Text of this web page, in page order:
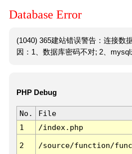
Database Error
(1040) 365建站错误警告：连接数
因：1、数据库密码不对; 2、mysql
PHP Debug
No. File
1
/index.php
2 /source/function/